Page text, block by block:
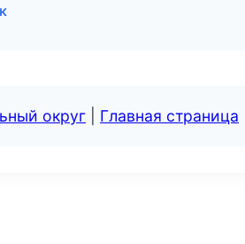
округ Главная страница